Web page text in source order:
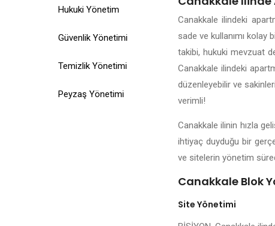
Hukuki Yönetim
Güvenlik Yönetimi
Temizlik Yönetimi
Peyzaş Yönetimi
Canakkale ilindeki
sade ve kullanımı kolay
takibi, hukuki mevzuat
Canakkale ilindeki
düzenleyebilir ve
verimli!
Canakkale ilinin hızla
ihtiyaç duyduğu bir
ve sitelerin yönetim
Canakkale Blok
Site Yönetimi